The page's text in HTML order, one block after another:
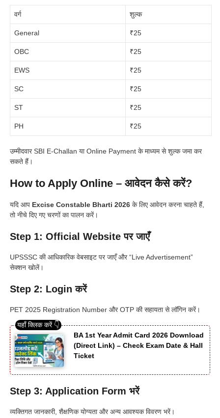
वर्ग शुल्क
General ₹25
OBC ₹25
EWS ₹25
SC ₹25
ST ₹25
PH ₹25
उम्मीदवार SBI E-Challan या Online Payment के माध्यम से शुल्क जमा कर
सकते हैं।
How to Apply Online – आवेदन कैसे करें?
यदि आप Excise Constable Bharti 2026 के लिए आवेदन करना चाहते हैं,
तो नीचे दिए गए चरणों का पालन करें।
Step 1: Official Website पर जाएँ
UPSSSC की आधिकारिक वेबसाइट पर जाएँ और “Live Advertisement”
सेक्शन खोलें।
Step 2: Login करें
PET 2025 Registration Number और OTP की सहायता से लॉगिन करें।
BA 1st Year Admit Card 2026 Download
(Direct Link) – Check Exam Date & Hall
Ticket
Step 3: Application Form भरें
व्यक्तिगत जानकारी, शैक्षणिक योग्यता और अन्य आवश्यक विवरण भरें।